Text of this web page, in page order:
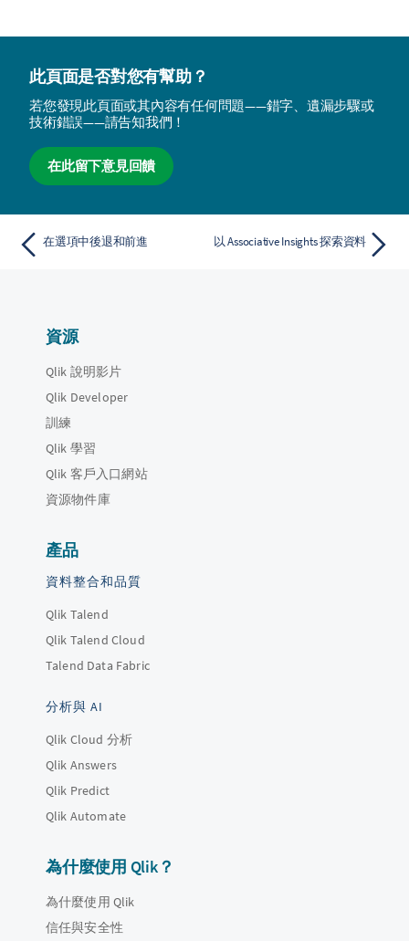
此頁面是否對您有幫助？
若您發現此頁面或其內容有任何問題——錯字、遺漏步驟或
技術錯誤——請告知我們！
在此留下意見回饋
在選項中後退和前進 以 Associative Insights 探索資料
資源
Qlik 說明影片
Qlik Developer
訓練
Qlik 學習
Qlik 客戶入口網站
資源物件庫
產品
資料整合和品質
Qlik Talend
Qlik Talend Cloud
Talend Data Fabric
分析與 AI
Qlik Cloud 分析
Qlik Answers
Qlik Predict
Qlik Automate
為什麼使用 Qlik？
為什麼使用 Qlik
信任與安全性